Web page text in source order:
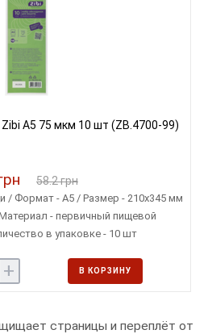
A5 75 мкм 10 шт (ZB.4700-99)
58.2 грн
/ Формат - A5 / Размер - 210х345 мм
- первичный пищевой
в упаковке - 10 шт
+ В КОРЗИНУ
страницы и переплёт от